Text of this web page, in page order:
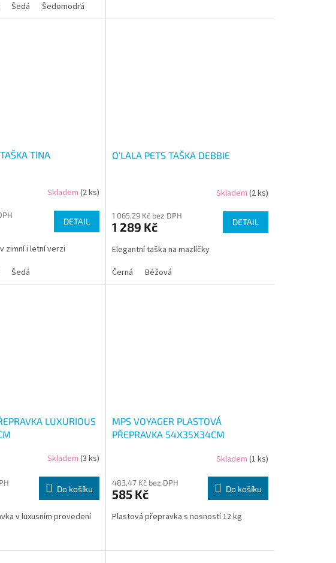
Šedá Šedomodrá
TINA
Skladem (2 ks)
DETAIL
zimní i letní verzi
Šedá
O'LALA PETS TAŠKA DEBBIE
Skladem (2 ks)
1 065,29 Kč bez DPH
1 289 Kč DETAIL
Elegantní taška na mazlíčky
Černá
Béžová
LUXURIOUS
Skladem (3 ks)
Do košíku
v luxusním provedení
MPS VOYAGER PLASTOVÁ
PŘEPRAVKA 54X35X34CM
Skladem (1 ks)
483,47 Kč bez DPH
585 Kč Do košíku
Plastová přepravka s nosností 12 kg